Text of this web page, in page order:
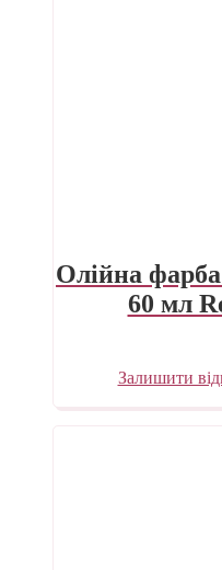
Олійна
60 мл
Залишити